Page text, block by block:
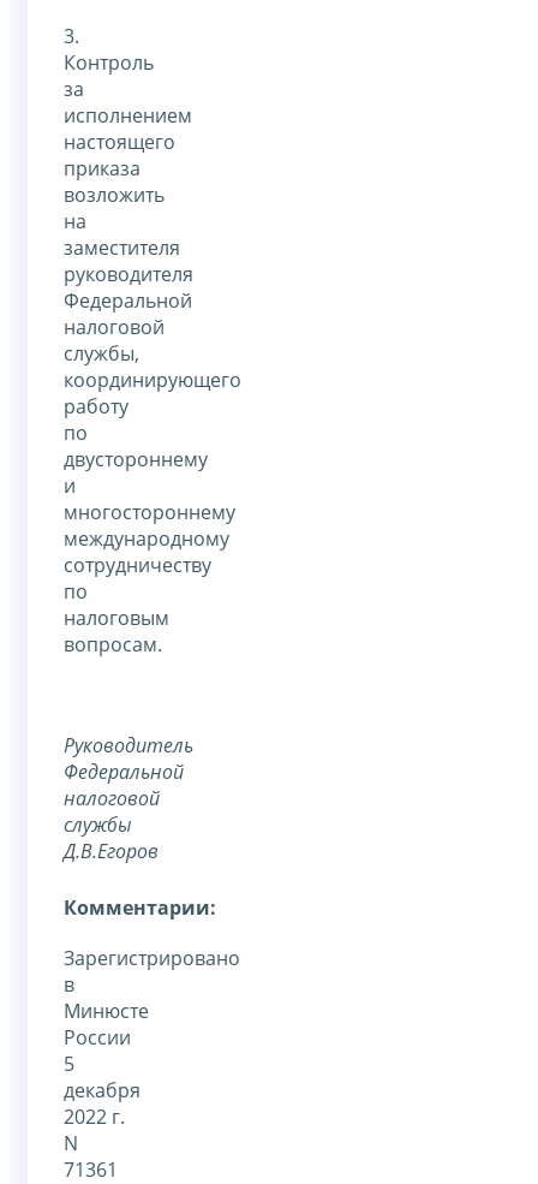
3.
Контроль
за
исполнением
настоящего
приказа
возложить
на
заместителя
руководителя
Федеральной
налоговой
службы,
координирующего
работу
по
двустороннему
и
многостороннему
международному
сотрудничеству
по
налоговым
вопросам.
Руководитель
Федеральной
налоговой
службы
Д.В.Егоров
Комментарии:
Зарегистрировано
в
Минюсте
России
5
декабря
2022 г.
N
71361